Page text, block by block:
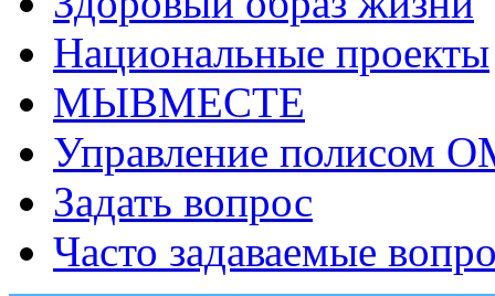
Национальные проекты
МЫВМЕСТЕ
Управление полисом
Задать вопрос
Часто задаваемые